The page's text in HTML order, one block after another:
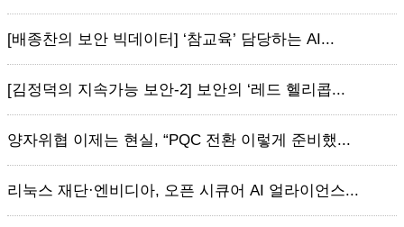
[배종찬의 보안 빅데이터] ‘참교육’ 담당하는 AI...
[김정덕의 지속가능 보안-2] 보안의 ‘레드 헬리콥...
양자위협 이제는 현실, “PQC 전환 이렇게 준비했...
리눅스 재단·엔비디아, 오픈 시큐어 AI 얼라이언스...